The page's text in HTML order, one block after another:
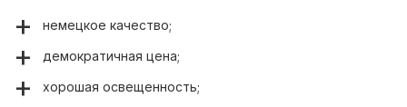
немецкое качество;
демократичная цена;
хорошая освещенность;